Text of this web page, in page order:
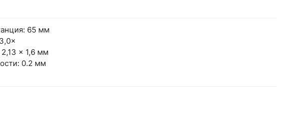
65 мм
× 1,6 мм
0.2 мм